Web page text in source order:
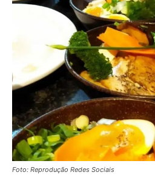
Foto: Reprodução Redes Sociais